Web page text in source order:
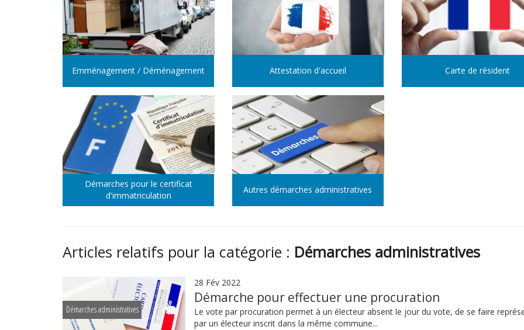
Emménagement / Déménagement Attestation d'accueil Carte de résident
Démarches pour le certificat
d'immatriculation
Autres démarches administratives
Articles relatifs pour la catégorie : Démarches administratives
Démarches administratives
28 Fév 2022
Démarche pour effectuer une procuration
Le vote par procuration permet à un électeur absent le jour du vote, de se faire
par un électeur inscrit dans la même commune...